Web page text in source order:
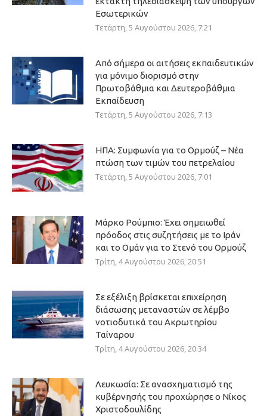
Εσωτερικών
Τετάρτη, 5 Αυγούστου 2026, 7:21
Από σήμερα οι αιτήσεις εκπαιδευτικών
για μόνιμο διορισμό στην
Πρωτοβάθμια και Δευτεροβάθμια
Εκπαίδευση
Τετάρτη, 5 Αυγούστου 2026, 7:13
ΗΠΑ: Συμφωνία για το Ορμούζ – Νέα
πτώση των τιμών του πετρελαίου
Τετάρτη, 5 Αυγούστου 2026, 7:01
Μάρκο Ρούμπιο: Έχει σημειωθεί
πρόοδος στις συζητήσεις με το Ιράν
και το Ομάν για το Στενό του Ορμούζ
Τρίτη, 4 Αυγούστου 2026, 20:51
Σε εξέλιξη βρίσκεται επιχείρηση
διάσωσης μεταναστών σε λέμβο
νοτιοδυτικά του Ακρωτηρίου
Ταίναρου
Τρίτη, 4 Αυγούστου 2026, 20:34
Λευκωσία: Σε ανασχηματισμό της
κυβέρνησής του προχώρησε ο Νίκος
Χριστοδουλίδης